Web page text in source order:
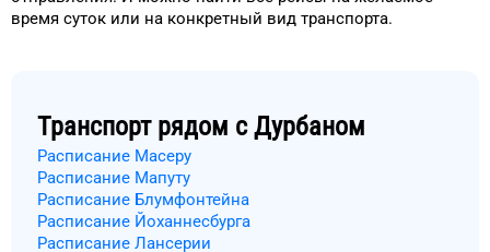
время суток или на конкретный вид транспорта.
Транспорт рядом с Дурбаном
Расписание Масеру
Расписание Мапуту
Расписание Блумфонтейна
Расписание Йоханнесбурга
Расписание Лансерии